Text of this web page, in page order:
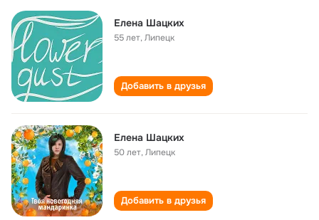
Елена Шацких
55 лет,Липецк
Добавить в друзья
Елена Шацких
50 лет,Липецк
Добавить в друзья